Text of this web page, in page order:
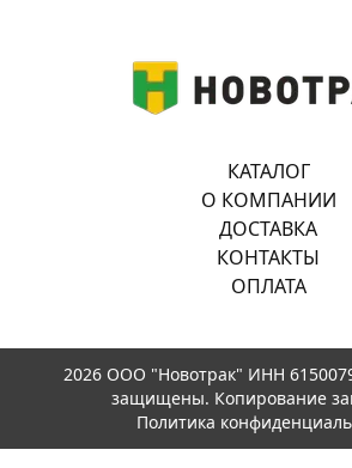
КАТАЛОГ
О КОМПАНИИ
ДОСТАВКА
КОНТАКТЫ
ОПЛАТА
2026 ООО "Новотрак" ИНН
защищены. Копирование
Политика